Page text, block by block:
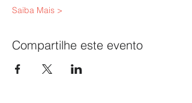
Saiba Mais >
Compartilhe este evento